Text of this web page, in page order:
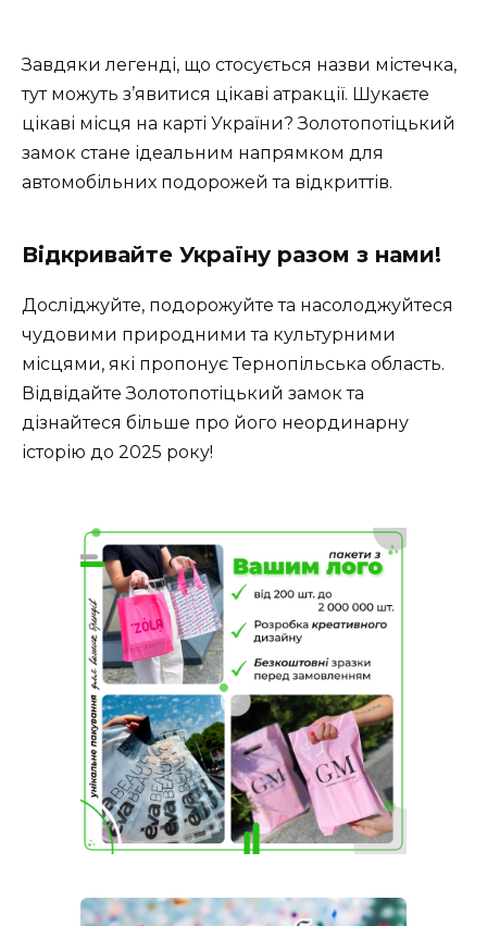
Завдяки легенді, що стосується назви містечка,
тут можуть з’явитися цікаві атракції. Шукаєте
цікаві місця на карті України? Золотопотіцький
замок стане ідеальним напрямком для
автомобільних подорожей та відкриттів.
Відкривайте Україну разом з нами!
Досліджуйте, подорожуйте та насолоджуйтеся
чудовими природними та культурними
місцями, які пропонує Тернопільська область.
Відвідайте Золотопотіцький замок та
дізнайтеся більше про його неординарну
історію до 2025 року!